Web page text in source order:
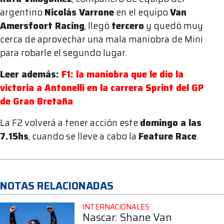
argentinoNicolás Varroneen el equipoVan
Amersfoort Racing, llegótercero y quedó muy
cerca de aprovechar una mala maniobra de Mini
para robarle el segundo lugar.
Leer además: F1: la maniobra que le dio la
victoria a Antonelli en la carrera Sprint del GP
de Gran Bretaña
La F2 volverá a tener acción estedomingo a las
7.15hs, cuando se lleve a cabo la Feature Race.
NOTAS RELACIONADAS
INTERNACIONALES
Nascar: Shane Van